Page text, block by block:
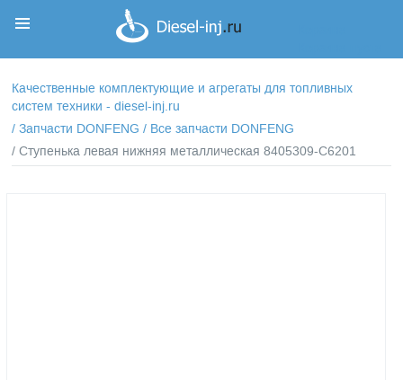
Качественные комплектующие и агрегаты для топливных
систем техники - diesel-inj.ru
/Запчасти DONFENG / Все запчасти DONFENG
/ Ступенька левая нижняя металлическая 8405309-C6201